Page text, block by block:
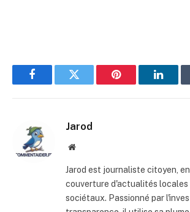
FacebookTwitter Pinterest
Jarod
Site
Jarod est journaliste citoyen,
couverture d'actualités locales
sociétaux. Passionné par